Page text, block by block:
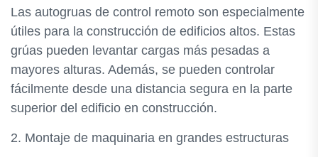
Las autogruas de control remoto son especialmente
útiles para la construcción de edificios altos. Estas
grúas pueden levantar cargas más pesadas a
mayores alturas. Además, se pueden controlar
fácilmente desde una distancia segura en la parte
superior del edificio en construcción.
2. Montaje de maquinaria en grandes estructuras